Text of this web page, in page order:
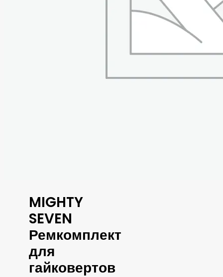
MIGHTY
SEVEN
Ремкомплект
для
гайковертов